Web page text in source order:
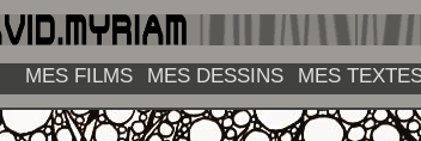
MES FILMS MES DESSINS MES